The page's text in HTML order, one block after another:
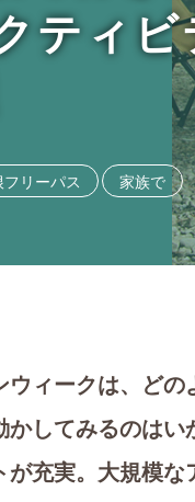
ティビ
フリーパス 家族で
ウィークは、ど
かしてみるのは
が充実。大規模